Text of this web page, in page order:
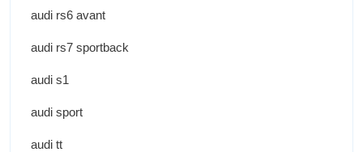
audi rs6 avant
audi rs7 sportback
audi s1
audi sport
audi tt